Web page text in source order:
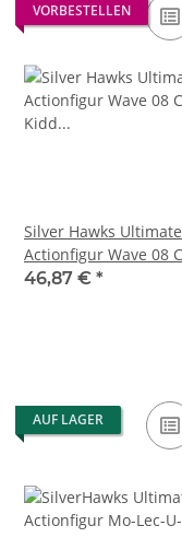
VORBESTELLEN
Silver Hawks
Actionfigur Wave 08
Kidd (Toy Chrome)
46,87 € *
AUF LAGER